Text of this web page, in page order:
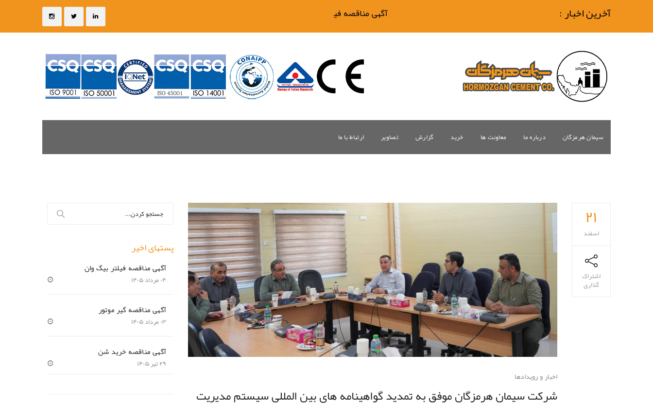
آخرین اخبار : آگهی مناقصه فیلتر بیگ وان
ارتباط با ما تصاویر گزارش خرید معاونت ها درباره ما سیمان هرمزگان
۲۱
اسفند
اشتراک
گذاری
اخبار و رویدادها
شرکت سیمان هرمزگان موفق به تمدید گواهینامه های بین المللی سیستم‌ مدیریت
برای:
پستهای اخیر
آگهی مناقصه فیلتر بیگ وان
۰۴ مرداد ۱۴۰۵
آگهی مناقصه گیر موتور
۰۳ مرداد ۱۴۰۵
آگهی مناقصه خرید شن
۲۹ تیر ۱۴۰۵